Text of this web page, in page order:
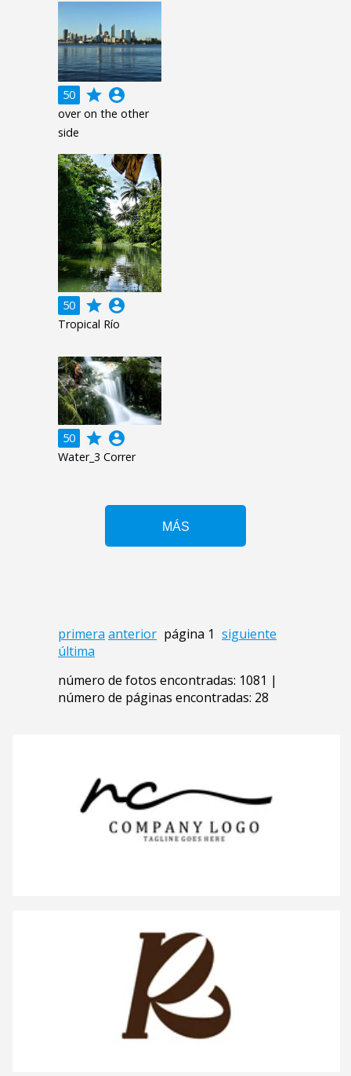
50 grade account_circle
over on the other
side
50 grade account_circle
Tropical Río
50 grade account_circle
Water_3 Correr
primera anterior página 1 siguiente
última
número de fotos encontradas: 1081 |
número de páginas encontradas: 28